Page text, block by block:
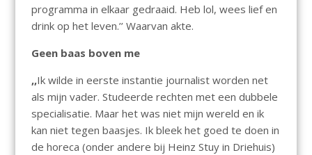
programma in elkaar gedraaid. Heb lol, wees lief en
drink op het leven.’’ Waarvan akte.
Geen baas boven me
,,Ik wilde in eerste instantie journalist worden net
als mijn vader. Studeerde rechten met een dubbele
specialisatie. Maar het was niet mijn wereld en ik
kan niet tegen baasjes. Ik bleek het goed te doen in
de horeca (onder andere bij Heinz Stuy in Driehuis)